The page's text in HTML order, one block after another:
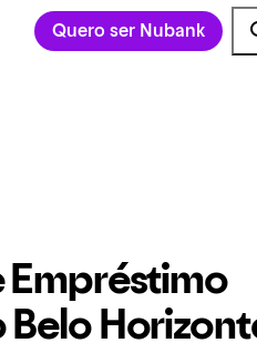
Quero ser Nubank